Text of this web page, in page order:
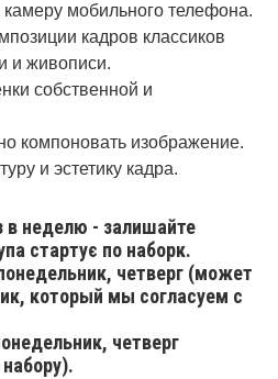
камеру мобильного телефона.
кадров классиков
и живописи.
собственной и
компоновать изображение.
и эстетику кадра.
в неделю - залишайте
стартує по наборк.
четверг (может
который мы согласуем с
четверг